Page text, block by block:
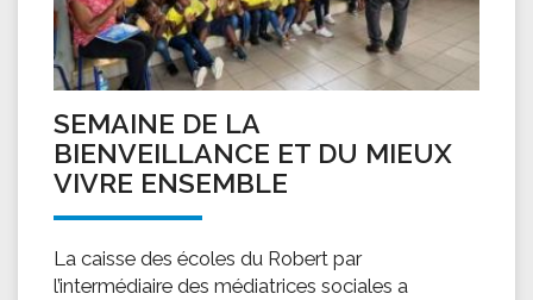
SEMAINE DE LA
BIENVEILLANCE ET DU MIEUX
VIVRE ENSEMBLE
La caisse des écoles du Robert par
l’intermédiaire des médiatrices sociales a